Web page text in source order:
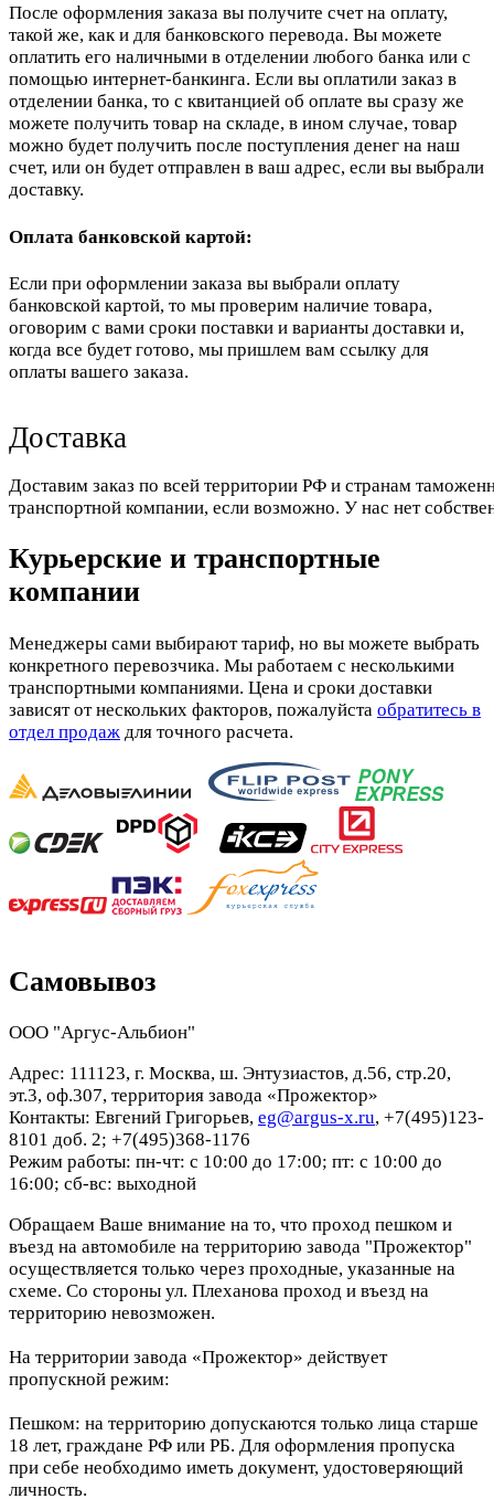
После оформления заказа вы получите счет на оплату,
такой же, как и для банковского перевода. Вы можете
оплатить его наличными в отделении любого банка или с
помощью интернет-банкинга. Если вы оплатили заказ в
отделении банка, то с квитанцией об оплате вы сразу же
можете получить товар на складе, в ином случае, товар
можно будет получить после поступления денег на наш
счет, или он будет отправлен в ваш адрес, если вы выбрали
доставку.
Оплата банковской картой:
Если при оформлении заказа вы выбрали оплату
банковской картой, то мы проверим наличие товара,
оговорим с вами сроки поставки и варианты доставки и,
когда все будет готово, мы пришлем вам ссылку для
оплаты вашего заказа.
Доставка
Доставим заказ по всей территории РФ и странам
транспортной компании, если возможно. У нас нет
Курьерские и транспортные
компании
Менеджеры сами выбирают тариф, но вы можете выбрать
конкретного перевозчика. Мы работаем с несколькими
транспортными компаниями. Цена и сроки доставки
зависят от нескольких факторов, пожалуйста обратитесь в
отдел продаж для точного расчета.
Самовывоз
ООО "Аргус-Альбион"
Адрес: 111123, г. Москва, ш. Энтузиастов, д.56, стр.20,
эт.3, оф.307, территория завода «Прожектор»
Контакты: Евгений Григорьев, eg@argus-x.ru, +7(495)123-
8101 доб. 2; +7(495)368-1176
Режим работы: пн-чт: с 10:00 до 17:00; пт: с 10:00 до
16:00; сб-вс: выходной
Обращаем Ваше внимание на то, что проход пешком и
въезд на автомобиле на территорию завода "Прожектор"
осуществляется только через проходные, указанные на
схеме. Со стороны ул. Плеханова проход и въезд на
территорию невозможен.
На территории завода «Прожектор» действует
пропускной режим:
Пешком: на территорию допускаются только лица старше
18 лет, граждане РФ или РБ. Для оформления пропуска
при себе необходимо иметь документ, удостоверяющий
личность.